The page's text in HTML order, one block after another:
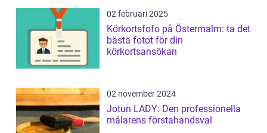
02 februari 2025
Körkortsfofo på Östermalm: ta det
bästa fotot för din
körkortsansökan
02 november 2024
Jotun LADY: Den professionella
målarens förstahandsval